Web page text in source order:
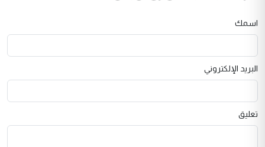
اسمك
البريد الإلكتروني
تعليق